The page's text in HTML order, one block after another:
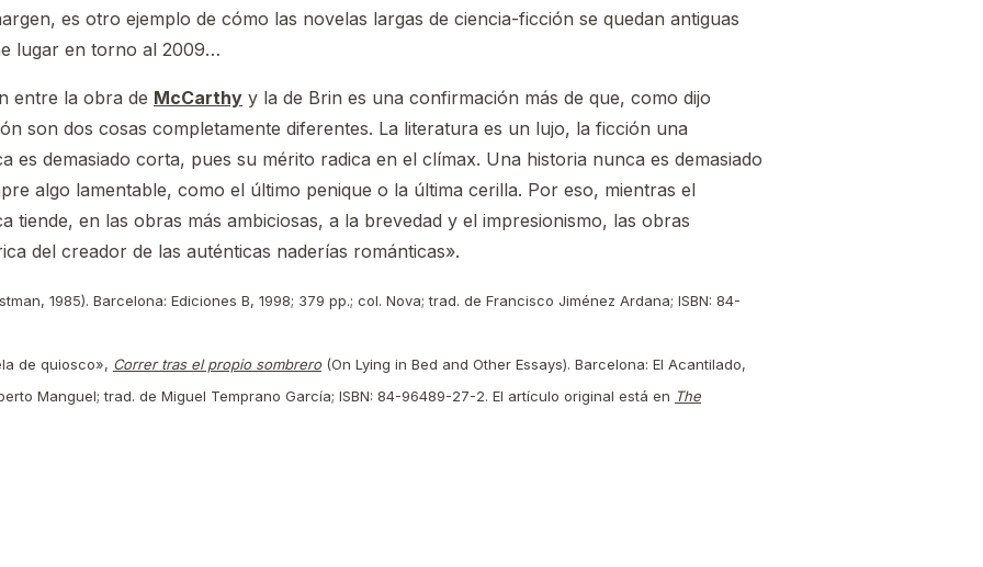
es otro ejemplo de cómo las novelas largas de ciencia-ficción se quedan antiguas
lugar en torno al 2009…
entre la obra de McCarthy y la de Brin es una confirmación más de que, como dijo
son dos cosas completamente diferentes. La literatura es un lujo, la ficción una
es demasiado corta, pues su mérito radica en el clímax. Una historia nunca es demasiado
algo lamentable, como el último penique o la última cerilla. Por eso, mientras el
tiende, en las obras más ambiciosas, a la brevedad y el impresionismo, las obras
del creador de las auténticas naderías románticas».
1985). Barcelona: Ediciones B, 1998; 379 pp.; col. Nova; trad. de Francisco Jiménez Ardana; ISBN: 84-
de quiosco», Correr tras el propio sombrero (On Lying in Bed and Other Essays). Barcelona: El Acantilado,
Manguel; trad. de Miguel Temprano García; ISBN: 84-96489-27-2. El artículo original está en The